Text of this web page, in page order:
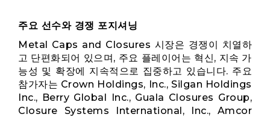
주요 선수와 경쟁 포지셔닝
Metal Caps and Closures 시장은 경쟁이 치열하
고 단편화되어 있으며, 주요 플레이어는 혁신, 지속 가
능성 및 확장에 지속적으로 집중하고 있습니다. 주요
참가자는 Crown Holdings, Inc., Silgan Holdings
Inc., Berry Global Inc., Guala Closures Group,
Closure Systems International, Inc., Amcor